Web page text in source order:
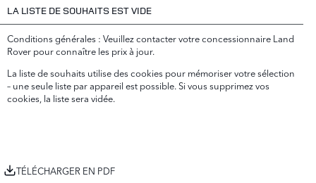
LA LISTE DE SOUHAITS EST VIDE
Conditions générales : Veuillez contacter votre concessionnaire Land
Rover pour connaître les prix à jour.
La liste de souhaits utilise des cookies pour mémoriser votre sélection
– une seule liste par appareil est possible. Si vous supprimez vos
cookies, la liste sera vidée.
TÉLÉCHARGER EN PDF